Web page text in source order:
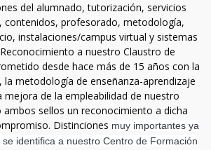
del alumnado, tutorización, servicios
contenidos, profesorado, metodología,
instalaciones/campus virtual y sistemas
a nuestro Claustro de
desde hace más de 15 años con la
la metodología de enseñanza-aprendizaje
mejora de la empleabilidad de nuestro
ambos sellos un reconocimiento a dicha
Distinciones muy importantes ya
identifica a nuestro Centro de Formación